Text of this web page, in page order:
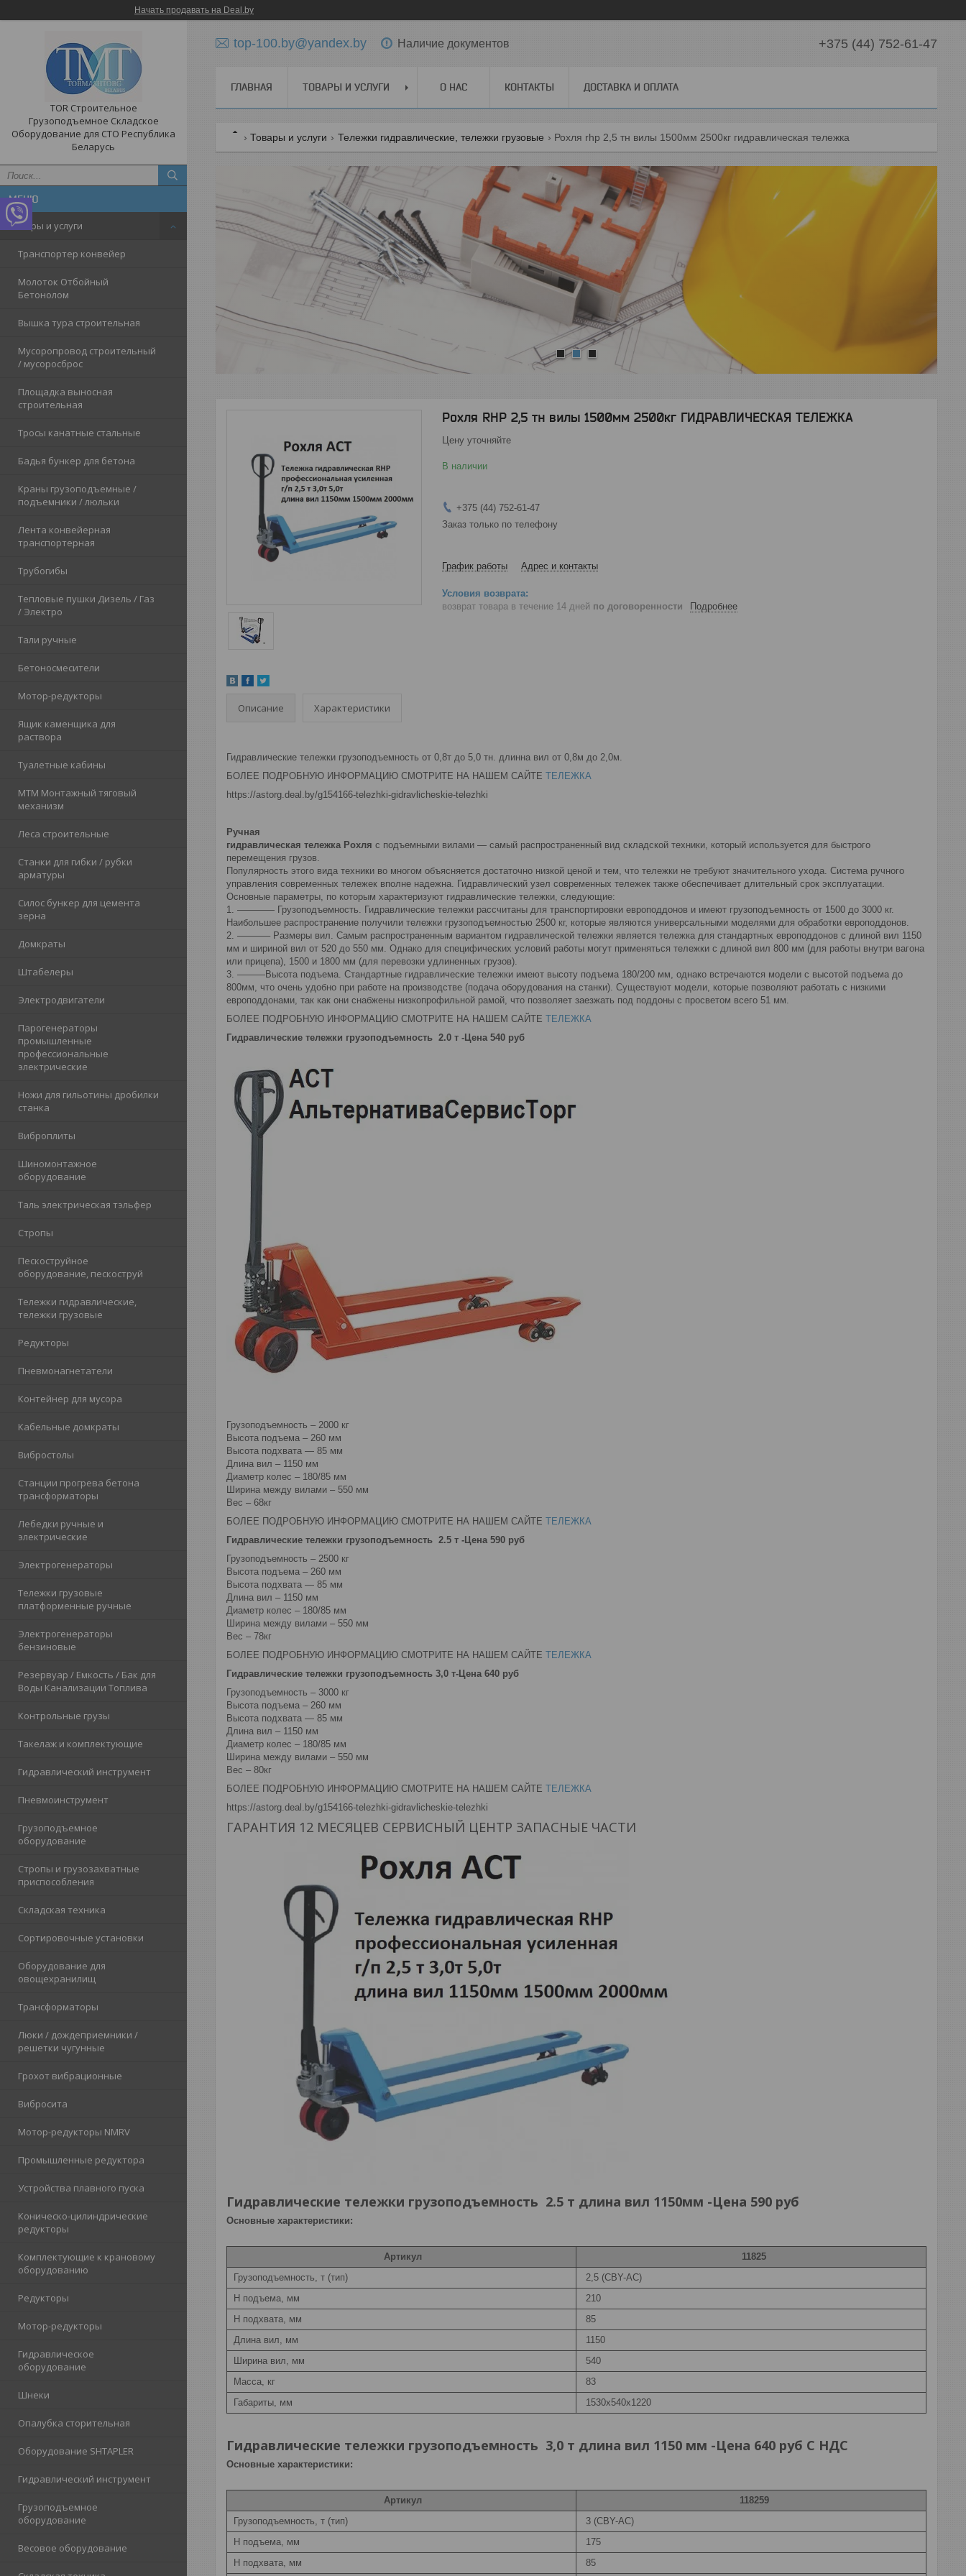
Начать продавать на Deal.by
TOR Строительное
Грузоподъемное Складское
Оборудование для СТО Республика
Беларусь
Товары и услуги
Транспортер конвейер
Молоток Отбойный
Бетонолом
Вышка тура строительная
Мусоропровод строительный
/ мусоросброс
Площадка выносная
строительная
Тросы канатные стальные
Бадья бункер для бетона
Краны грузоподъемные /
подъемники / люльки
Лента конвейерная
транспортерная
Трубогибы
Тепловые пушки Дизель / Газ
/ Электро
Тали ручные
Бетоносмесители
Мотор-редукторы
Ящик каменщика для
раствора
Туалетные кабины
МТМ Монтажный тяговый
механизм
Леса строительные
Станки для гибки / рубки
арматуры
Силос бункер для цемента
зерна
Домкраты
Штабелеры
Электродвигатели
Парогенераторы
промышленные
профессиональные
электрические
Ножи для гильотины дробилки
станка
Виброплиты
Шиномонтажное
оборудование
Таль электрическая тэльфер
Стропы
Пескоструйное
оборудование, пескоструй
Тележки гидравлические,
тележки грузовые
Редукторы
Пневмонагнетатели
Контейнер для мусора
Кабельные домкраты
Вибростолы
Станции прогрева бетона
трансформаторы
Лебедки ручные и
электрические
Электрогенераторы
Тележки грузовые
платформенные ручные
Электрогенераторы
бензиновые
Резервуар / Емкость / Бак для
Воды Канализации Топлива
Контрольные грузы
Такелаж и комплектующие
Гидравлический инструмент
Пневмоинструмент
Грузоподъемное
оборудование
Стропы и грузозахватные
приспособления
Складская техника
Сортировочные установки
Оборудование для
овощехранилищ
Трансформаторы
Люки / дождеприемники /
решетки чугунные
Грохот вибрационные
Вибросита
Мотор-редукторы NMRV
Промышленные редуктора
Устройства плавного пуска
Коническо-цилиндрические
редукторы
Комплектующие к крановому
оборудованию
Редукторы
Мотор-редукторы
Гидравлическое
оборудование
Шнеки
Опалубка сторительная
Оборудование SHTAPLER
Гидравлический инструмент
Грузоподъемное
оборудование
Весовое оборудование
top-100.by@yandex.by Наличие документов +375 (44) 752-61-47
ГЛАВНАЯ ТОВАРЫ И УСЛУГИ О НАС КОНТАКТЫ ДОСТАВКА И ОПЛАТА
Товары и услуги Тележки гидравлические, тележки грузовые Рохля rhp 2,5 тн вилы 1500мм 2500кг гидравлическая тележка
Рохля RHP 2,5 тн вилы 1500мм 2500кг ГИДРАВЛИЧЕСКАЯ ТЕЛЕЖКА
Цену уточняйте
В наличии
+375 (44) 752-61-47
Заказ только по телефону
График работы Адрес и контакты
возврат товара в течение 14 дней по договоренности Подробнее
Описание Характеристики
Гидравлические тележки грузоподъемность от 0,8т до 5,0 тн. длинна вил от 0,8м до 2,0м.
БОЛЕЕ ПОДРОБНУЮ ИНФОРМАЦИЮ СМОТРИТЕ НА НАШЕМ САЙТЕ ТЕЛЕЖКА
https://astorg.deal.by/g154166-telezhki-gidravlicheskie-telezhki
Ручная
гидравлическая тележка Рохля с подъемными вилами — самый распространенный вид складской техники, который используется для быстрого
перемещения грузов.
Популярность этого вида техники во многом объясняется достаточно низкой ценой и тем, что тележки не требуют значительного ухода. Система ручного
управления современных тележек вполне надежна. Гидравлический узел современных тележек также обеспечивает длительный срок эксплуатации.
Основные параметры, по которым характеризуют гидравлические тележки, следующие:
1. ———— Грузоподъемность. Гидравлические тележки рассчитаны для транспортировки европоддонов и имеют грузоподъемность от 1500 до 3000 кг.
Наибольшее распространение получили тележки грузоподъемностью 2500 кг, которые являются универсальными моделями для обработки европоддонов.
2. ———– Размеры вил. Самым распространенным вариантом гидравлической тележки является тележка для стандартных европоддонов с длиной вил 1150
мм и шириной вил от 520 до 550 мм. Однако для специфических условий работы могут применяться тележки с длиной вил 800 мм (для работы внутри вагона
или прицепа), 1500 и 1800 мм (для перевозки удлиненных грузов).
3. ———Высота подъема. Стандартные гидравлические тележки имеют высоту подъема 180/200 мм, однако встречаются модели с высотой подъема до
800мм, что очень удобно при работе на производстве (подача оборудования на станки). Существуют модели, которые позволяют работать с низкими
европоддонами, так как они снабжены низкопрофильной рамой, что позволяет заезжать под поддоны с просветом всего 51 мм.
БОЛЕЕ ПОДРОБНУЮ ИНФОРМАЦИЮ СМОТРИТЕ НА НАШЕМ САЙТЕ ТЕЛЕЖКА
Гидравлические тележки грузоподъемность 2.0 т -Цена 540 руб
Грузоподъемность – 2000 кг
Высота подъема – 260 мм
Высота подхвата — 85 мм
Длина вил – 1150 мм
Диаметр колес – 180/85 мм
Ширина между вилами – 550 мм
Вес – 68кг
БОЛЕЕ ПОДРОБНУЮ ИНФОРМАЦИЮ СМОТРИТЕ НА НАШЕМ САЙТЕ ТЕЛЕЖКА
Гидравлические тележки грузоподъемность 2.5 т -Цена 590 руб
Грузоподъемность – 2500 кг
Высота подъема – 260 мм
Высота подхвата — 85 мм
Длина вил – 1150 мм
Диаметр колес – 180/85 мм
Ширина между вилами – 550 мм
Вес – 78кг
БОЛЕЕ ПОДРОБНУЮ ИНФОРМАЦИЮ СМОТРИТЕ НА НАШЕМ САЙТЕ ТЕЛЕЖКА
Гидравлические тележки грузоподъемность 3,0 т-Цена 640 руб
Грузоподъемность – 3000 кг
Высота подъема – 260 мм
Высота подхвата — 85 мм
Длина вил – 1150 мм
Диаметр колес – 180/85 мм
Ширина между вилами – 550 мм
Вес – 80кг
БОЛЕЕ ПОДРОБНУЮ ИНФОРМАЦИЮ СМОТРИТЕ НА НАШЕМ САЙТЕ ТЕЛЕЖКА
https://astorg.deal.by/g154166-telezhki-gidravlicheskie-telezhki
ГАРАНТИЯ 12 МЕСЯЦЕВ СЕРВИСНЫЙ ЦЕНТР ЗАПАСНЫЕ ЧАСТИ
Гидравлические тележки грузоподъемность 2.5 т длина вил 1150мм -Цена 590 руб
Основные характеристики:
Артикул
11825
Грузоподъемность, т (тип)
2,5 (CBY-AC)
H подъема, мм
210
H подхвата, мм
85
Длина вил, мм
1150
Ширина вил, мм
540
Масса, кг
83
Габариты, мм
1530х540х1220
Гидравлические тележки грузоподъемность 3,0 т длина вил 1150 мм -Цена 640 руб С НДС
Основные характеристики:
Артикул
118259
Грузоподъемность, т (тип)
3 (CBY-AC)
H подъема, мм
175
H подхвата, мм
85